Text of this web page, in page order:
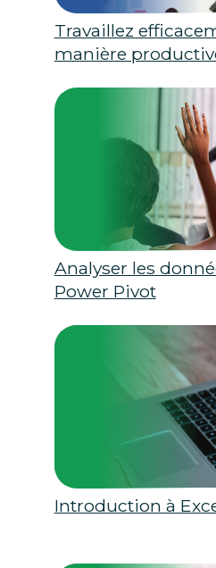
Travaillez
manière
Analyser les
Power Pivot
Introduction à